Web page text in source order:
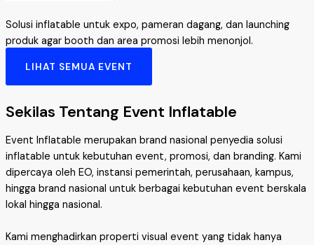
Solusi inflatable untuk expo, pameran dagang, dan launching
produk agar booth dan area promosi lebih menonjol.
LIHAT SEMUA EVENT
Sekilas Tentang Event Inflatable
Event Inflatable merupakan brand nasional penyedia solusi
inflatable untuk kebutuhan event, promosi, dan branding. Kami
dipercaya oleh EO, instansi pemerintah, perusahaan, kampus,
hingga brand nasional untuk berbagai kebutuhan event berskala
lokal hingga nasional.
Kami menghadirkan properti visual event yang tidak hanya